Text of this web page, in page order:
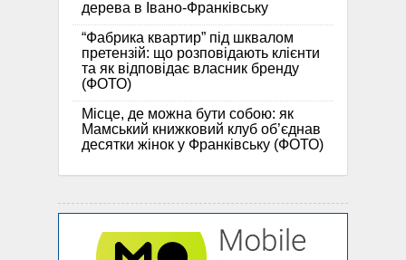
дерева в Івано-Франківську
“Фабрика квартир” під шквалом
претензій: що розповідають клієнти
та як відповідає власник бренду
(ФОТО)
Місце, де можна бути собою: як
Мамський книжковий клуб об’єднав
десятки жінок у Франківську (ФОТО)